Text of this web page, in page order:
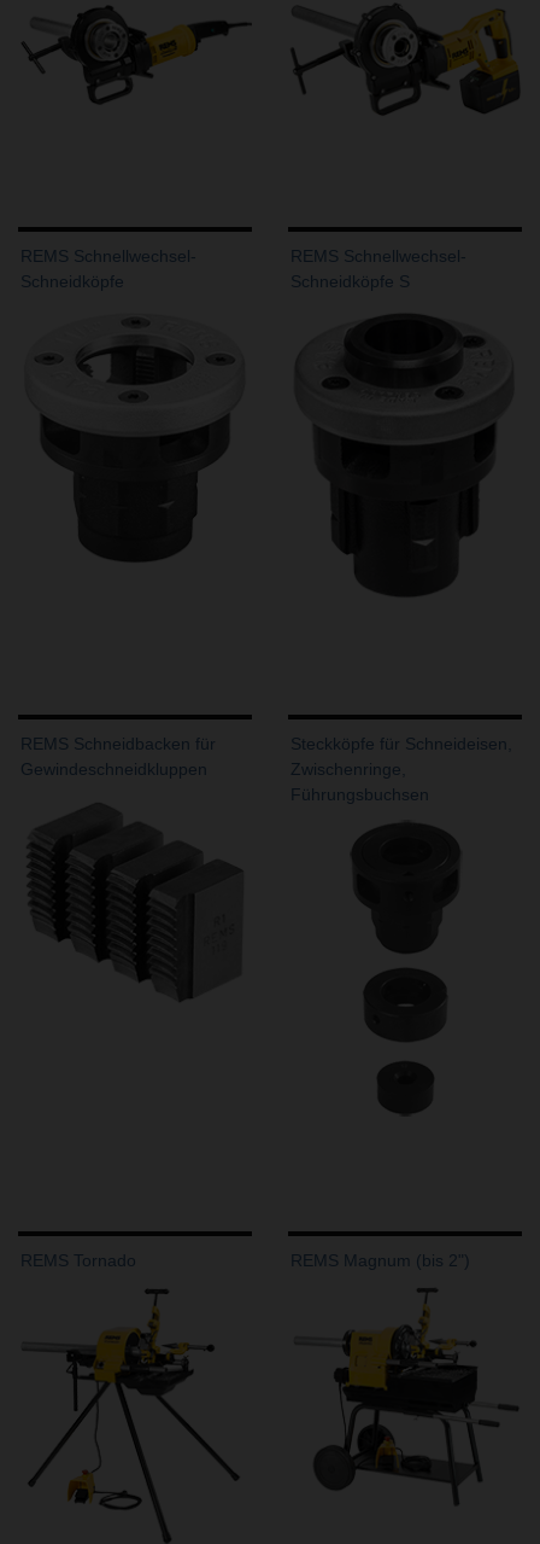
REMS Schnellwechsel-
Schneidköpfe
REMS Schnellwechsel-
Schneidköpfe S
REMS Schneidbacken für
Gewindeschneidkluppen
Steckköpfe für Schneideisen,
Zwischenringe,
Führungsbuchsen
REMS Tornado REMS Magnum (bis 2")